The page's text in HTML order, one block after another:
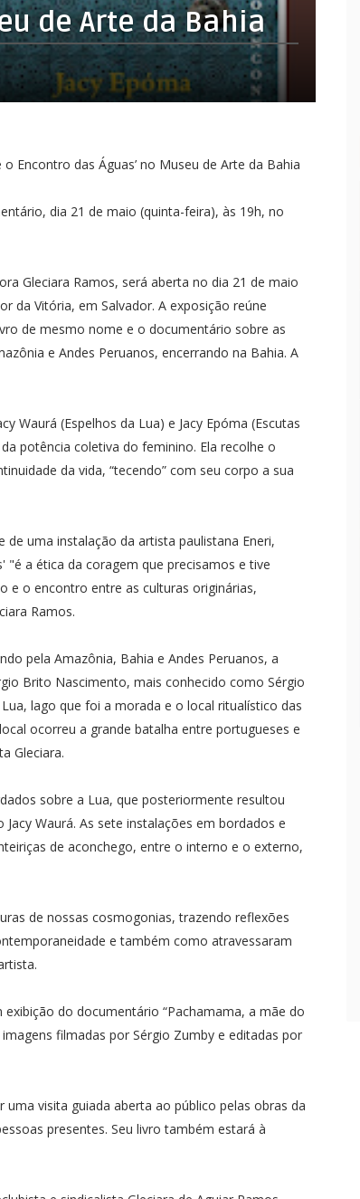
de Arte da Bahia
Encontro das Águas’ no Museu de Arte da Bahia
dia 21 de maio (quinta-feira), às 19h, no
Gleciara Ramos, será aberta no dia 21 de maio
da Vitória, em Salvador. A exposição reúne
de mesmo nome e o documentário sobre as
e Andes Peruanos, encerrando na Bahia. A
Waurá (Espelhos da Lua) e Jacy Epóma (Escutas
potência coletiva do feminino. Ela recolhe o
da vida, “tecendo” com seu corpo a sua
de uma instalação da artista paulistana Eneri,
"é a ética da coragem que precisamos e tive
e o encontro entre as culturas originárias,
Ramos.
pela Amazônia, Bahia e Andes Peruanos, a
Brito Nascimento, mais conhecido como Sérgio
lago que foi a morada e o local ritualístico das
ocorreu a grande batalha entre portugueses e
Gleciara.
sobre a Lua, que posteriormente resultou
Waurá. As sete instalações em bordados e
de aconchego, entre o interno e o externo,
de nossas cosmogonias, trazendo reflexões
e também como atravessaram
do documentário “Pachamama, a mãe do
filmadas por Sérgio Zumby e editadas por
visita guiada aberta ao público pelas obras da
presentes. Seu livro também estará à